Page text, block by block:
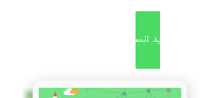
خرید بازدید انسانی گوگل